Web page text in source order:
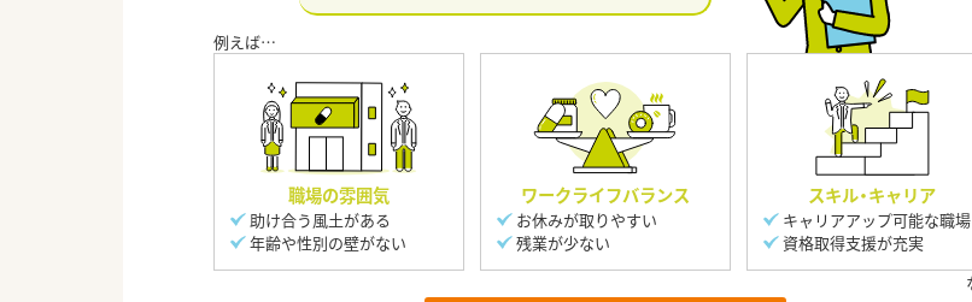
職場の雰囲気
助け合う風土がある
年齢や性別の壁がない
ワークライフバランス
お休みが取りやすい
残業が少ない
スキル・キャリア
キャリアアップ可能な職場
資格取得支援が充実